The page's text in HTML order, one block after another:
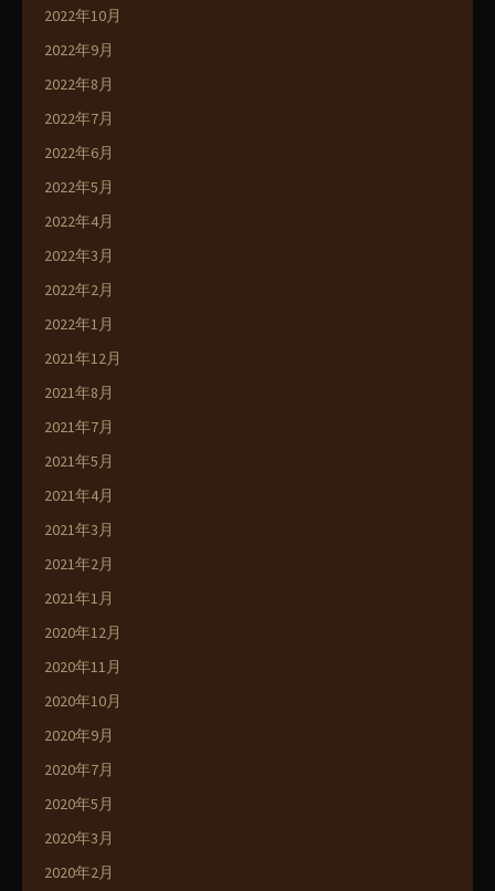
2022年10月
2022年9月
2022年8月
2022年7月
2022年6月
2022年5月
2022年4月
2022年3月
2022年2月
2022年1月
2021年12月
2021年8月
2021年7月
2021年5月
2021年4月
2021年3月
2021年2月
2021年1月
2020年12月
2020年11月
2020年10月
2020年9月
2020年7月
2020年5月
2020年3月
2020年2月